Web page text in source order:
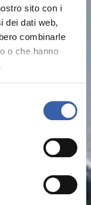
sito con i
dei dati web,
combinarle
o che hanno
e piccini